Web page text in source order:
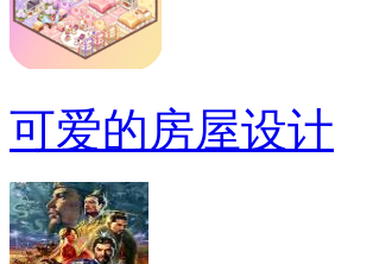
可爱的房屋设计